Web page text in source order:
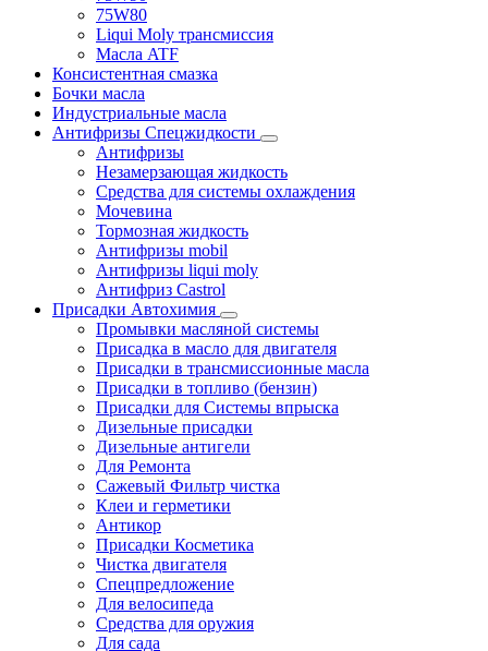
75W80
Liqui Moly трансмиссия
Масла ATF
Консистентная смазка
Бочки масла
Индустриальные масла
Антифризы Спецжидкости
Антифризы
Незамерзающая жидкость
Средства для системы охлаждения
Мочевина
Тормозная жидкость
Антифризы mobil
Антифризы liqui moly
Антифриз Castrol
Присадки Автохимия
Промывки масляной системы
Присадка в масло для двигателя
Присадки в трансмиссионные масла
Присадки в топливо (бензин)
Присадки для Системы впрыска
Дизельные присадки
Дизельные антигели
Для Ремонта
Сажевый Фильтр чистка
Клеи и герметики
Антикор
Присадки Косметика
Чистка двигателя
Спецпредложение
Для велосипеда
Средства для оружия
Для сада